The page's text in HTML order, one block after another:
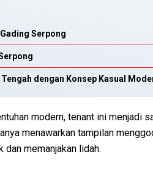
Serpong
dengan Konsep Kasual
modern, tenant ini menjadi
menawarkan tampilan
dan memanjakan lidah.